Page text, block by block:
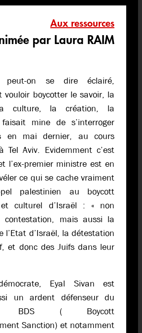
Aux ressources
par Laura RAIM
peut-on se dire éclairé,
vouloir boycotter le savoir, la
culture, la création, la
mine de s’interroger
en mai dernier, au cours
Tel Aviv. Evidemment c’est
l’ex-premier ministre est en
ce qui se cache vraiment
palestinien au boycott
et culturel d’Israël : « non
contestation, mais aussi la
l’Etat d’Israël, la détestation
et donc des Juifs dans leur
Eyal Sivan est
un ardent défenseur du
BDS ( Boycott
Sanction) et notamment